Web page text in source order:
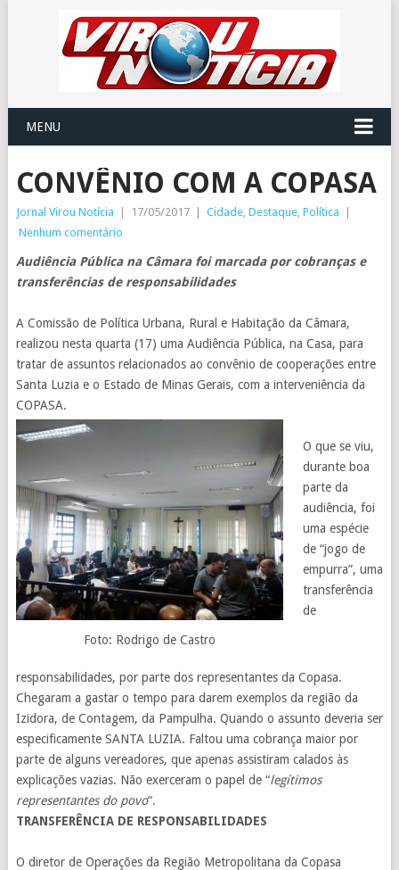
MENU
CONVÊNIO COM A COPASA
Jornal Virou Notícia 17/05/2017 Cidade, Destaque, Política
Nenhum comentário
Audiência Pública na Câmara foi marcada por cobranças e
transferências de responsabilidades
A Comissão de Política Urbana, Rural e Habitação da Câmara,
realizou nesta quarta (17) uma Audiência Pública, na Casa, para
tratar de assuntos relacionados ao convênio de cooperações entre
Santa Luzia e o Estado de Minas Gerais, com a interveniência da
COPASA.
Foto: Rodrigo de Castro
O que se viu,
durante boa
parte da
audiência, foi
uma espécie
de “jogo de
empurra”, uma
transferência
de
responsabilidades, por parte dos representantes da Copasa.
Chegaram a gastar o tempo para darem exemplos da região da
Izidora, de Contagem, da Pampulha. Quando o assunto deveria ser
especificamente SANTA LUZIA. Faltou uma cobrança maior por
parte de alguns vereadores, que apenas assistiram calados às
explicações vazias. Não exerceram o papel de “legítimos
representantes do povo“.
TRANSFERÊNCIA DE RESPONSABILIDADES
O diretor de Operações da Região Metropolitana da Copasa